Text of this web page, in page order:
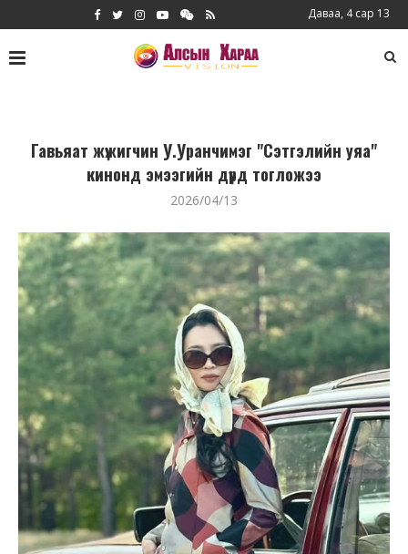
Даваа, 4 сар 13
Гавьяат жүжигчин У.Уранчимэг "Сэтгэлийн уяа"
кинонд эмээгийн дүрд тогложээ
2026/04/13